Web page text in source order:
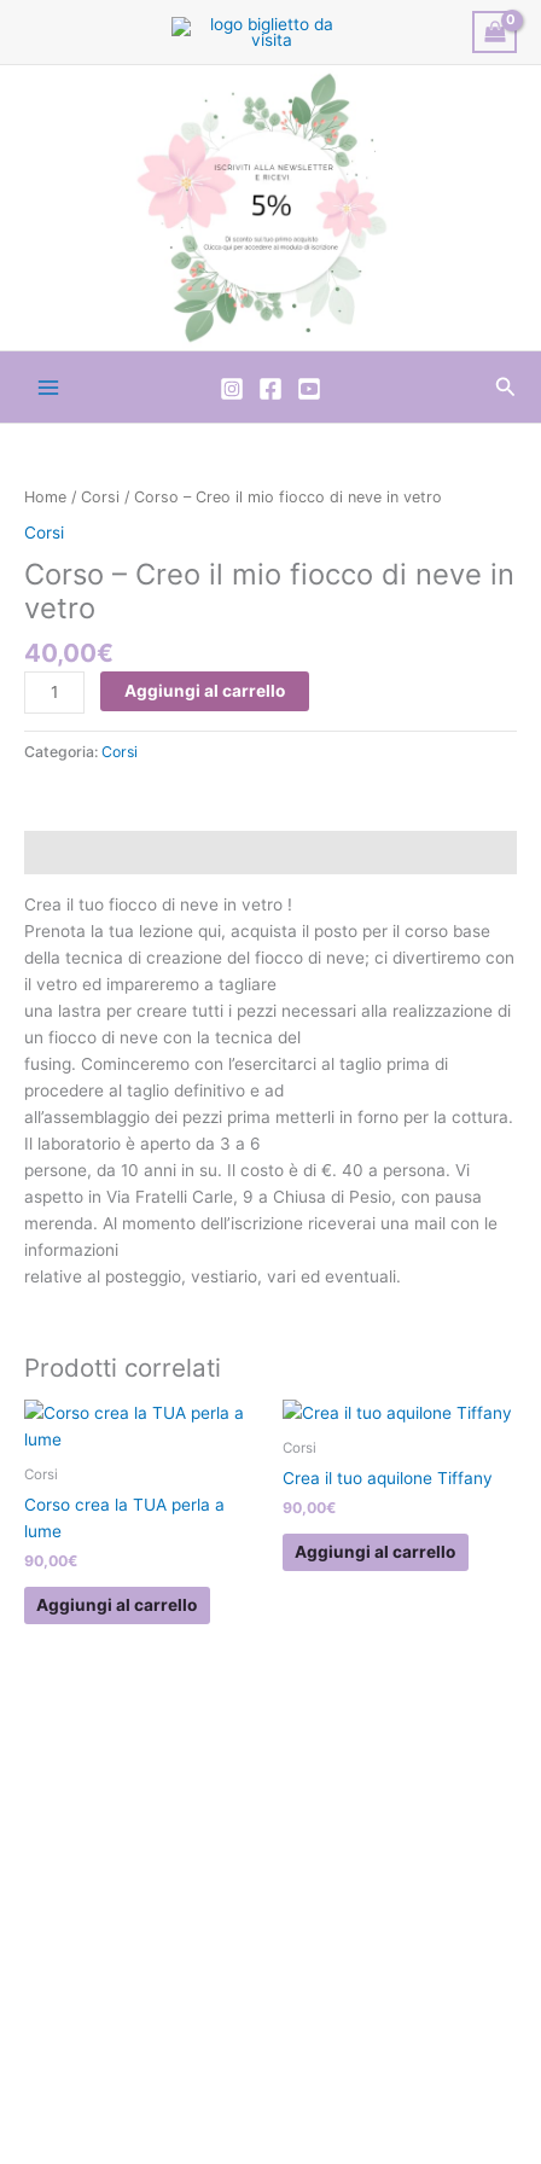
contenuto
Home / Corsi / Corso – Creo il mio fiocco di neve in vetro
Corsi
Corso – Creo il mio fiocco di neve in
vetro
40,00€
Creo
mio
fiocco
neve
in
vetro
quantità
Aggiungi al carrello
Categoria: Corsi
Crea il tuo fiocco di neve in vetro !
Prenota la tua lezione qui, acquista il posto per il corso base
della tecnica di creazione del fiocco di neve; ci divertiremo con
il vetro ed impareremo a tagliare
una lastra per creare tutti i pezzi necessari alla realizzazione di
un fiocco di neve con la tecnica del
fusing. Cominceremo con l’esercitarci al taglio prima di
procedere al taglio definitivo e ad
all’assemblaggio dei pezzi prima metterli in forno per la cottura.
Il laboratorio è aperto da 3 a 6
persone, da 10 anni in su. Il costo è di €. 40 a persona. Vi
aspetto in Via Fratelli Carle, 9 a Chiusa di Pesio, con pausa
merenda. Al momento dell’iscrizione riceverai una mail con le
informazioni
relative al posteggio, vestiario, vari ed eventuali.
Prodotti correlati
Corsi
Corso crea la TUA perla a
lume
90,00€
Aggiungi al carrello
Corsi
Crea il tuo aquilone Tiffany
90,00€
Aggiungi al carrello